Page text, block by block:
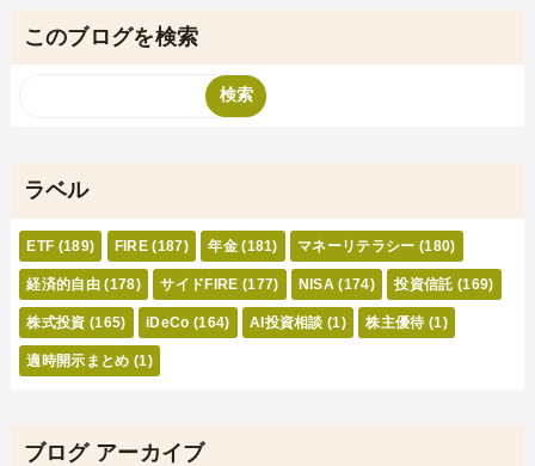
このブログを検索
ラベル
ETF (189) FIRE (187) 年金 (181) マネーリテラシー (180)
経済的自由 (178) サイドFIRE (177) NISA (174) 投資信託 (169)
株式投資 (165) iDeCo (164) AI投資相談 (1) 株主優待 (1)
適時開示まとめ (1)
ブログ アーカイブ